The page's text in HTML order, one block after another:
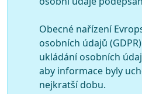
Obecné nařízení
osobních údajů
ukládání osobních
aby informace byly
nejkratší dobu.